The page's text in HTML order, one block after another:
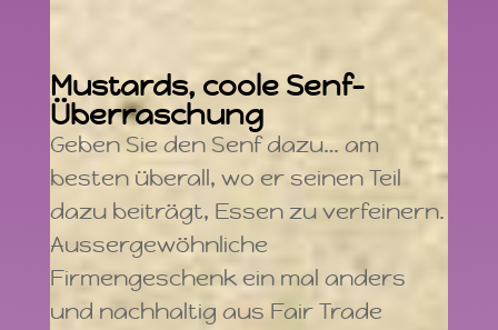
Mustards, coole Senf-
Überraschung
Geben Sie den Senf dazu… am
besten überall, wo er seinen Teil
dazu beiträgt, Essen zu verfeinern.
Aussergewöhnliche
Firmengeschenk ein mal anders
und nachhaltig aus Fair Trade